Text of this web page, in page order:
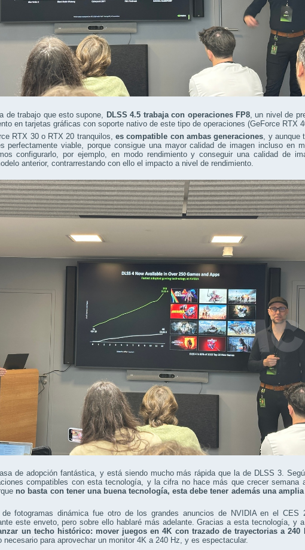
de trabajo que esto supone, DLSS 4.5 trabaja con operaciones FP8 , un nivel de
en tarjetas gráficas con soporte nativo de este tipo de operaciones (GeForce RTX
RTX 30 o RTX 20 tranquilos, es compatible con ambas generaciones, y aunque
perfectamente viable, porque consigue una mayor calidad de imagen incluso en
configurarlo, por ejemplo, en modo rendimiento y conseguir una calidad de
anterior, contrarrestando con ello el impacto a nivel de rendimiento.
de adopción fantástica, y está siendo mucho más rápida que la de DLSS 3.
compatibles con esta tecnología, y la cifra no hace más que crecer semana
no basta con tener una buena tecnología, esta debe tener además una
de fotogramas dinámica fue otro de los grandes anuncios de NVIDIA en el
este enveto, pero sobre ello hablaré más adelante. Gracias a esta tecnología, y
un techo histórico: mover juegos en 4K con trazado de trayectorias a 240
necesario para aprovechar un monitor 4K a 240 Hz, y es espectacular.